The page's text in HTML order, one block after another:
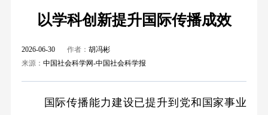
以学科创新提升国际传播成效
2026-06-30 作者： 胡冯彬
来源： 中国社会科学网-中国社会科学报
国际传播能力建设已提升到党和国家事业